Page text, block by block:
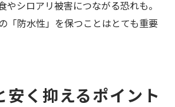
やシロアリ被害につながる恐れも。
「防水性」を保つことはとても重要
安く抑えるポイント